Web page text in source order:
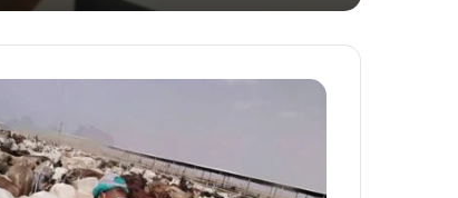
منذ يوم واحد